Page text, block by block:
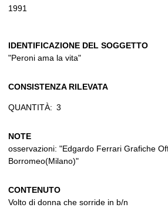
1991
IDENTIFICAZIONE DEL SOGGETTO
"Peroni ama la vita"
CONSISTENZA RILEVATA
QUANTITÀ: 3
NOTE
osservazioni: "Edgardo Ferrari Grafiche
Borromeo(Milano)"
CONTENUTO
Volto di donna che sorride in b/n